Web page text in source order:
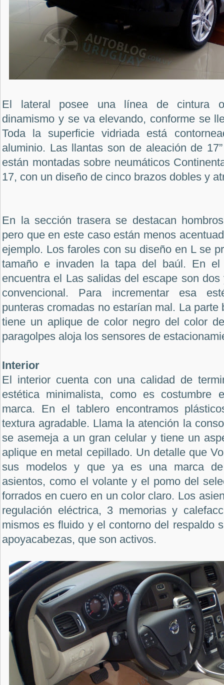
El lateral posee una línea de cintura
dinamismo y se va elevando, conforme se
Toda la superficie vidriada está
aluminio. Las llantas son de aleación de
están montadas sobre neumáticos
17, con un diseño de cinco brazos dobles y
En la sección trasera se destacan
pero que en este caso están menos
ejemplo. Los faroles con su diseño en L se
tamaño e invaden la tapa del baúl. En
encuentra el Las salidas del escape son
convencional. Para incrementar esa
punteras cromadas no estarían mal. La parte
tiene un aplique de color negro del color
paragolpes aloja los sensores de
Interior
El interior cuenta con una calidad de
estética minimalista, como es costumbre
marca. En el tablero encontramos
textura agradable. Llama la atención la
se asemeja a un gran celular y tiene un
aplique en metal cepillado. Un detalle que
sus modelos y que ya es una marca
asientos, como el volante y el pomo del
forrados en cuero en un color claro. Los
regulación eléctrica, 3 memorias y
mismos es fluido y el contorno del respaldo
apoyacabezas, que son activos.